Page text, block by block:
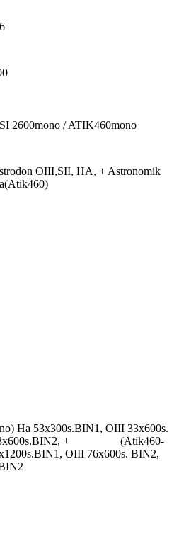
2600mono / ATIK460mono
OIII,SII, HA, + Astronomik
Ha 53x300s.BIN1, OIII 33x600s.
+ (Atik460-
OIII 76x600s. BIN2,